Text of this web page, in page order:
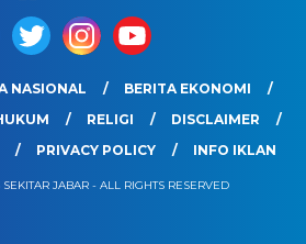
NASIONAL
BERITA EKONOMI
RELIGI
DISCLAIMER
PRIVACY POLICY INFO IKLAN
JABAR - ALL RIGHTS RESERVED